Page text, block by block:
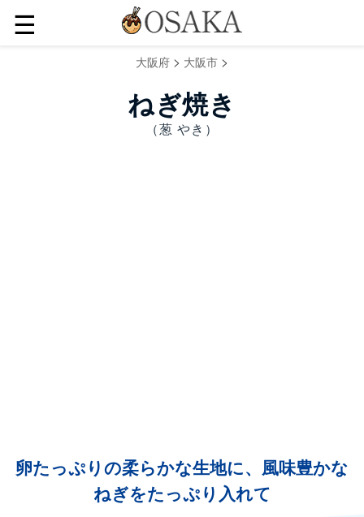
☰
大阪府 > 大阪市 >
ねぎ焼き
（葱 やき）
卵たっぷりの柔らかな生地に、風味豊かな
ねぎをたっぷり入れて